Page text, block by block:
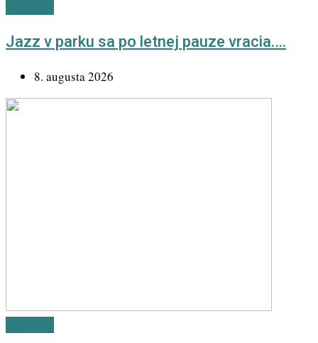
Jazz v parku sa po letnej pauze vracia.…
8. augusta 2026